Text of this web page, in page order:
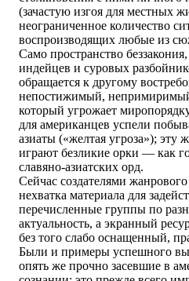
(зачастую изгоя для местных
неограниченное количество
воспроизводящих любые из
Само пространство
индейцев и суровых
обращается к другому
непостижимый,
который угрожает
для американцев успели
азиаты («желтая угроза»); эту
играют безликие орки — как
славяно-азиатских орд.
Сейчас создателями
нехватка материала для
перечисленные группы по
актуальность, а экранный
без того слабо оснащенный,
Были и примеры успешного
опять же прочно засевшие в